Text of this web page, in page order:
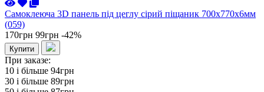
Самоклеюча 3D панель під цеглу сірий піщаник 700x770x6мм
(059)
170грн 99грн -42%
Купити
При заказе:
10 i більше 94грн
30 i більше 89грн